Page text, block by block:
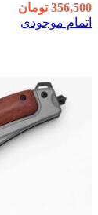
356,500 تومان
اتمام موجودی